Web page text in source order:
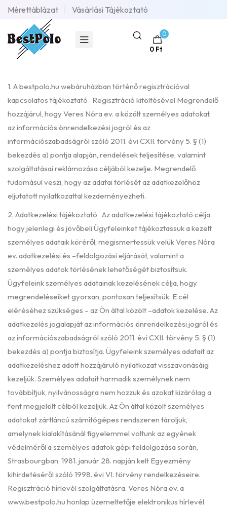
Mérettáblázat Vásárlási Tájékoztató
0
0 Ft
1. A bestpolo.hu webáruházban történő regisztrációval
kapcsolatos tájékoztató Regisztráció kitöltésével Megrendelő
hozzájárul, hogy Veres Nóra ev. a közölt személyes adatokat,
az információs önrendelkezési jogról és az
információszabadságról szóló 2011. évi CXII. törvény 5. § (1)
bekezdés a) pontja alapján, rendelések teljesítése, valamint
szolgáltatásai reklámozása céljából kezelje. Megrendelő
tudomásul veszi, hogy az adatai törlését az adatkezelőhöz
eljutatott nyilatkozattal kezdeményezheti.
2. Adatkezelési tájékoztató Az adatkezelési tájékoztató célja,
hogy jelenlegi és jövőbeli Ügyfeleinket tájékoztassuk a kezelt
személyes adataik köréről, megismertessük velük Veres Nóra
ev. adatkezelési és –feldolgozási eljárását, valamint a
személyes adatok törlésének lehetőségét biztosítsuk.
Ügyfeleink személyes adatainak kezelésének célja, hogy
megrendeléseiket gyorsan, pontosan teljesítsük. E cél
eléréséhez szükséges – az Ön által közölt –adatok kezelése. Az
adatkezelés jogalapját az információs önrendelkezési jogról és
az információszabadságról szóló 2011. évi CXII. törvény 5. § (1)
bekezdés a) pontja biztosítja. Ügyfeleink személyes adatait az
adatkezeléshez adott hozzájáruló nyilatkozat visszavonásáig
kezeljük. Személyes adatait harmadik személynek nem
továbbítjuk, nyilvánosságra nem hozzuk és azokat kizárólag a
fent megjelölt célból kezeljük. Az Ön által közölt személyes
adatokat zártláncú számítógépes rendszeren tároljuk,
amelynek kialakításánál figyelemmel voltunk az egyének
védelméről a személyes adatok gépi feldolgozása során,
Strasbourgban, 1981. január 28. napján kelt Egyezmény
kihirdetéséről szóló 1998. évi VI. törvény rendelkezéseire.
Regisztráció hírlevél szolgáltatásra. Veres Nóra ev. a
www.bestpolo.hu honlap üzemeltetője elektronikus hírlevél